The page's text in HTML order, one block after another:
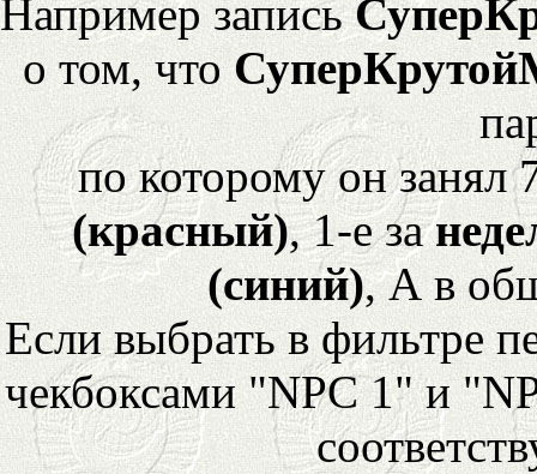
Например запись
о том, что
по которому он
(красный), 1-е за
(синий), А в
Если выбрать в фильтре
чекбоксами "NPC 1" и